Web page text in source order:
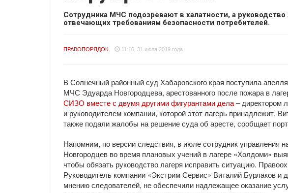
Сотрудника МЧС подозревают в халатности, а руководство
отвечающих требованиям безопасности потребителей.
ПРАВОПОРЯДОК 11:16, 31 июля 2019 года
В Солнечный районный суд Хабаровского края поступила
МЧС Эдуарда Новгородцева, арестованного после пожара в
СИЗО вместе с двумя другими фигурантами дела– директором
и руководителем компании, которой этот лагерь принадлежит,
также подали жалобы на решение суда об аресте, сообщает
Напомним, по версии следствия, в июле сотрудник управления
Новгородцев во время плановых учений в лагере «Холдоми»
чтобы обязать руководство лагеря исправить ситуацию.
Руководитель компании «Экстрим Сервис» Виталий Бурлаков и
мнению следователей, не обеспечили надлежащее оказание